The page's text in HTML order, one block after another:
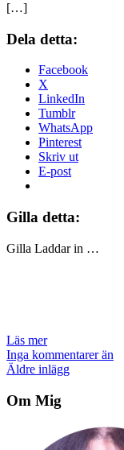
[…]
Dela detta:
Facebook
X
LinkedIn
Tumblr
WhatsApp
Pinterest
Skriv ut
E-post
Gilla detta:
Gilla Laddar in …
Läs mer
Inga kommentarer än
Inläggsnavigering
Äldre inlägg
Om Mig